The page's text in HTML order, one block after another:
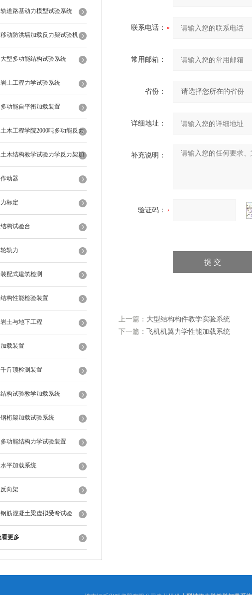
轨道路基动力模型试验系统
移动防洪墙加载反力架试验机
大型多功能结构试验系统
岩土工程力学试验系统
多功能自平衡加载装置
土木工程学院2000吨多功能反力
架
土木结构教学试验力学反力架加
载装置
作动器
力标定
结构试验台
轮轨力
装配式建筑检测
结构性能检验装置
岩土与地下工程
加载装置
千斤顶检测装置
结构试验教学加载系统
钢桁架加载试验系统
多功能结构力学试验装置
水平加载系统
反向架
钢筋混凝土梁虚拟受弯试验
看更多
联系电话：
常用邮箱：
省份：
详细地址：
补充说明：
验证码：
上一篇： 大型结构构件教学实验系统
下一篇：
飞机机翼力学性能加载系统